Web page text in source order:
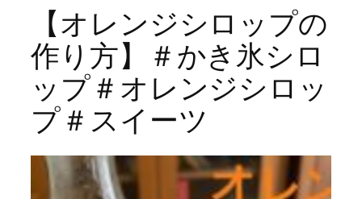
【オレンジシロップの
作り方】＃かき氷シロ
ップ＃オレンジシロッ
プ＃スイーツ